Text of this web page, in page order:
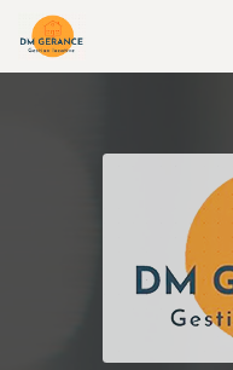
au
contenu
principal